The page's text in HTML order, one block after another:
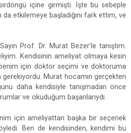
içine girmişti. İşte bu sebeple
da etkilemeye başladığını fark ettim, ve
Prof. Dr. Murat Bezer’le tanıştım.
Kendisinin ameliyat olmaya kesin
için doktor seçimi ve doktoruma
Murat hocamın gerçekten
daha kendisiyle tanışmadan önce
ve okuduğum başarılarıydı.
için ameliyattan başka bir seçenek
Ben de kendisinden, kendimi bu